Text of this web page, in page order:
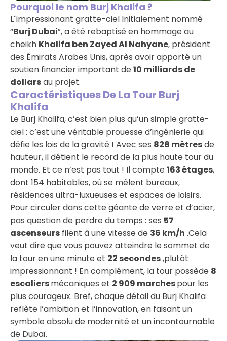
Pourquoi le nom Burj Khalifa ?
L´impressionant gratte-ciel Initialement nommé
“Burj Dubai”, a été rebaptisé en hommage au
cheikh Khalifa ben Zayed Al Nahyane, président
des Émirats Arabes Unis, après avoir apporté un
soutien financier important de10 milliards de
dollarsau projet.
Caractéristiques De La Tour Burj
Khalifa
Le Burj Khalifa, c’est bien plus qu’un simple gratte-
ciel : c’est une véritable prouesse d’ingénierie qui
défie les lois de la gravité ! Avec ses 828 mètresde
hauteur, il détient le record de la plus haute tour du
monde. Et ce n’est pas tout ! Il compte163 étages,
dont 154 habitables, où se mêlent bureaux,
résidences ultra-luxueuses et espaces de loisirs.
Pour circuler dans cette géante de verre et d’acier,
pas question de perdre du temps : ses 57
ascenseurs filent à une vitesse de 36 km/h .Cela
veut dire que vous pouvez atteindre le sommet de
la tour en une minute et 22 secondes,plutôt
impressionnant ! En complément, la tour possède 8
escaliersmécaniques et 2 909 marchespour les
plus courageux. Bref, chaque détail du Burj Khalifa
reflète l’ambition et l’innovation, en faisant un
symbole absolu de modernité et un incontournable
de Dubaï.